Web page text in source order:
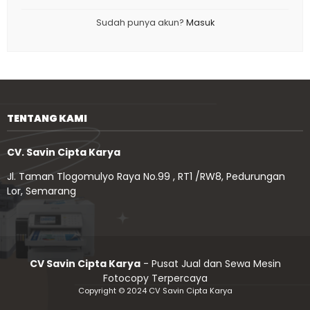
Sudah punya akun? Masuk
TENTANG KAMI
CV. Savin Cipta Karya
Jl. Taman Tlogomulyo Raya No.99 , RT1 /RW8, Pedurungan
Lor, Semarang
CV Savin Cipta Karya- Pusat Jual dan Sewa Mesin
Fotocopy Terpercaya
Copyright © 2024 CV Savin Cipta Karya